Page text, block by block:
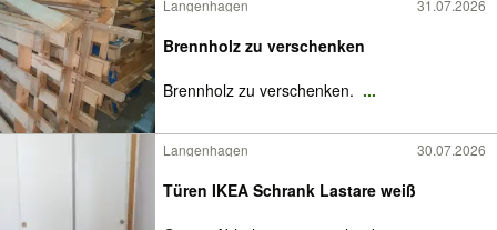
Langenhagen 31.07.2026
Brennholz zu verschenken
Brennholz zu verschenken. ...
Langenhagen 30.07.2026
Türen IKEA Schrank Lastare weiß